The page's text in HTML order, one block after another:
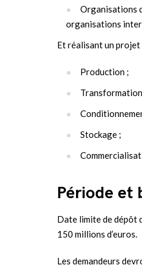
Organisations
organisations
Et réalisant un projet
Production ;
Stockage ;
Période et
Date limite de dépôt
150 millions d’euros.
Les demandeurs